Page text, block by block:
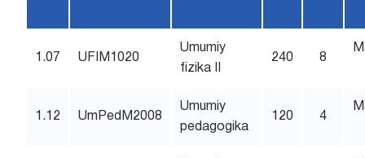
1.07 UFIM1020
Umumiy
fizika II
240 8
1.12 UmPedM2008
Umumiy
pedagogika
120 4